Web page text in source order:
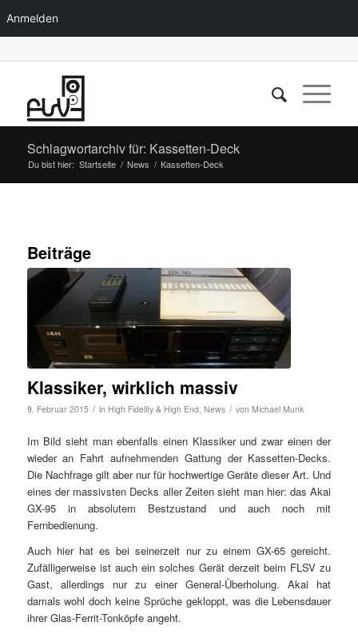
Anmelden
Schlagwortarchiv für: Kassetten-Deck
Du bist hier: Startseite / News / Kassetten-Deck
Beiträge
Klassiker, wirklich massiv
9. Februar 2015 / in High Fidelity & High End, News / von Michael Munk
Im Bild sieht man ebenfalls einen Klassiker und zwar einen der
wieder an Fahrt aufnehmenden Gattung der Kassetten-Decks.
Die Nachfrage gilt aber nur für hochwertige Geräte dieser Art. Und
eines der massivsten Decks aller Zeiten sieht man hier: das Akai
GX-95 in absolutem Bestzustand und auch noch mit
Fernbedienung.
Auch hier hat es bei seinerzeit nur zu einem GX-65 gereicht.
Zufälligerweise ist auch ein solches Gerät derzeit beim FLSV zu
Gast, allerdings nur zu einer General-Überholung. Akai hat
damals wohl doch keine Sprüche gekloppt, was die Lebensdauer
ihrer Glas-Ferrit-Tonköpfe angeht.